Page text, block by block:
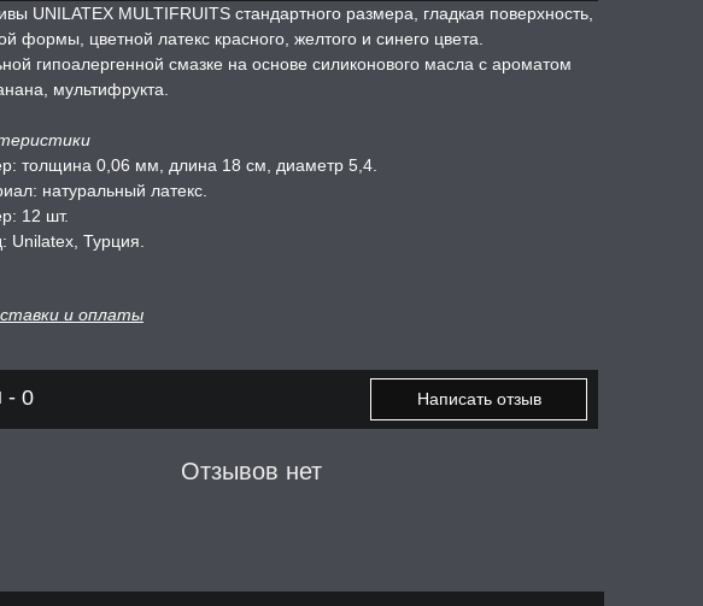
UNILATEX MULTIFRUITS стандартного размера, гладкая поверхность,
формы, цветной латекс красного, желтого и синего цвета.
гипоалергенной смазке на основе силиконового масла с ароматом
мультифрукта.
толщина 0,06 мм, длина 18 см, диаметр 5,4.
натуральный латекс.
12 шт.
Unilateх, Турция.
и оплаты
- 0 Написать отзыв
Отзывов нет